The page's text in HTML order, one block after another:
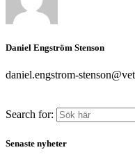
Daniel Engström Stenson
daniel.engstrom-
Search for:
Senaste nyheter